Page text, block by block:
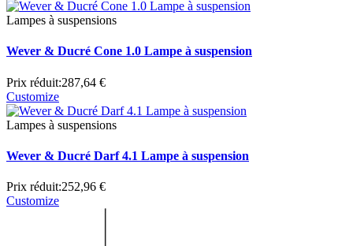
Lampes à suspensions
Wever & Ducré Cone 1.0 Lampe à suspension
Prix réduit:287,64 €
Customize
Lampes à suspensions
Wever & Ducré Darf 4.1 Lampe à suspension
Prix réduit:252,96 €
Customize